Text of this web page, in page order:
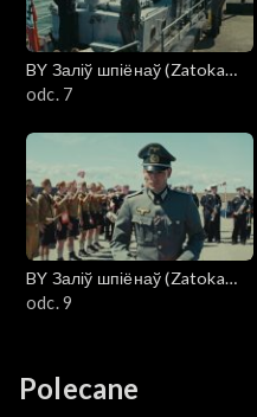
BY Заліў шпіёнаў (Zatoka
szpiegów)
odc. 7
BY Заліў шпіёнаў (Zatoka
szpiegów)
odc. 9
Polecane